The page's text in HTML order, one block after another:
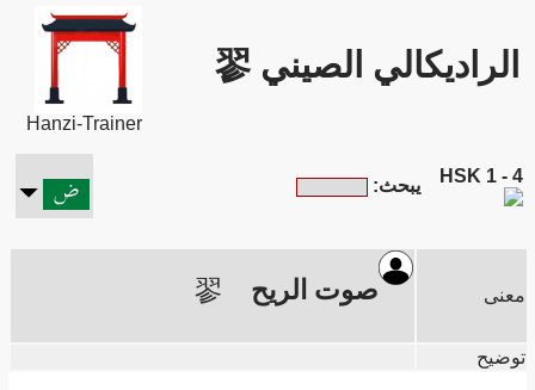
الراديكالي الصيني 翏
Hanzi-Trainer
HSK 1 - 4 يبحث:
معنى صوت الريح
توضيح